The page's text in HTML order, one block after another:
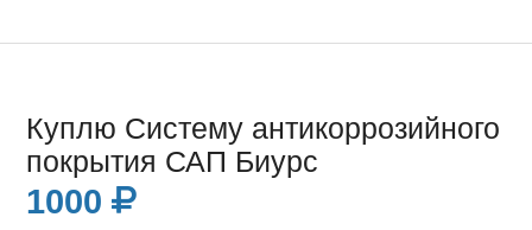
Куплю Систему антикоррозийного
покрытия САП Биурс
1000